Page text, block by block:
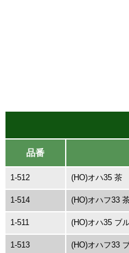
品番
1-512 (HO)オハ35 茶
1-514 (HO)オハフ33
1-511 (HO)オハ35 ブ
1-513 (HO)オハフ33